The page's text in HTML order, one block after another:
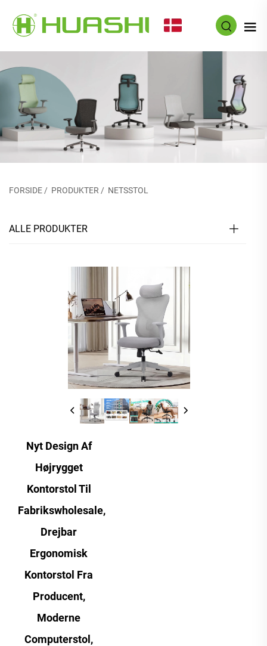
FORSIDE / PRODUKTER / NETSSTOL
ALLE PRODUKTER
Nyt Design Af
Højrygget
Kontorstol Til
Fabrikswholesale,
Drejbar
Ergonomisk
Kontorstol Fra
Producent,
Moderne
Computerstol,